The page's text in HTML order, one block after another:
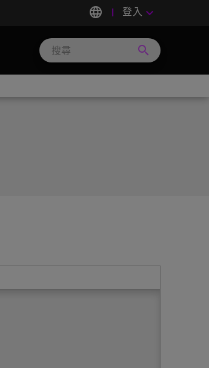
language 登入 keyboard_arrow_down
search